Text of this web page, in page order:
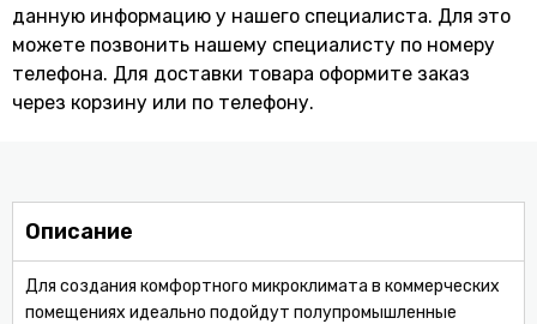
данную информацию у нашего специалиста. Для это
можете позвонить нашему специaлисту по номеру
телефона. Для доставки товара оформите заказ
через корзину или по телефону.
Описание
Для создания комфортного микроклимата в коммерческих
помещениях идеально подойдут полупромышленные